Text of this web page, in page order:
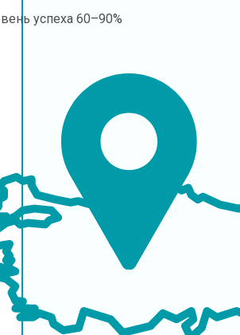
успеха 60–90%